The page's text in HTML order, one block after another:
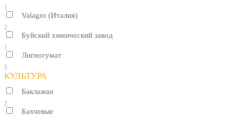
1
Valagro (Италия)
2
Буйский химический завод
1
Лигногумат
5
КУЛЬТУРА
Баклажан
2
Бахчевые